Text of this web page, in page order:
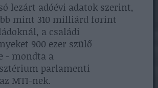
lezárt adóévi adatok szerint,
mint 310 milliárd forint
a családi
900 ezer szülő
- mondta a
parlamenti
MTI-nek.